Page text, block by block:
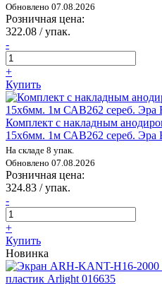
Обновлено 07.08.2026
Розничная цена:
322.08 / упак.
-
+
Купить
Комплект с накладным
15х6мм. 1м САВ262 сереб. Эра
На складе 8 упак.
Обновлено 07.08.2026
Розничная цена:
324.83 / упак.
-
+
Купить
Новинка